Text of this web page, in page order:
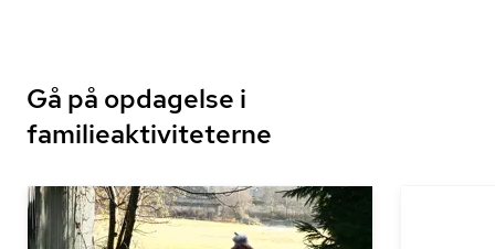
Gå på opdagelse i
familieaktiviteterne